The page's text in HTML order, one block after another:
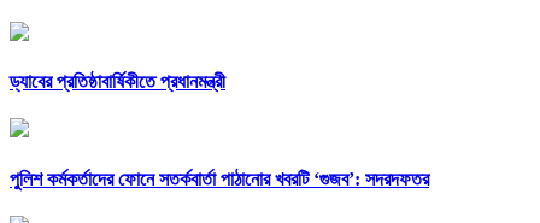
ড্যাবের প্রতিষ্ঠাবার্ষিকীতে প্রধানমন্ত্রী
পুলিশ কর্মকর্তাদের ফোনে সতর্কবার্তা পাঠানোর খবরটি ‘গুজব’: সদরদফতর